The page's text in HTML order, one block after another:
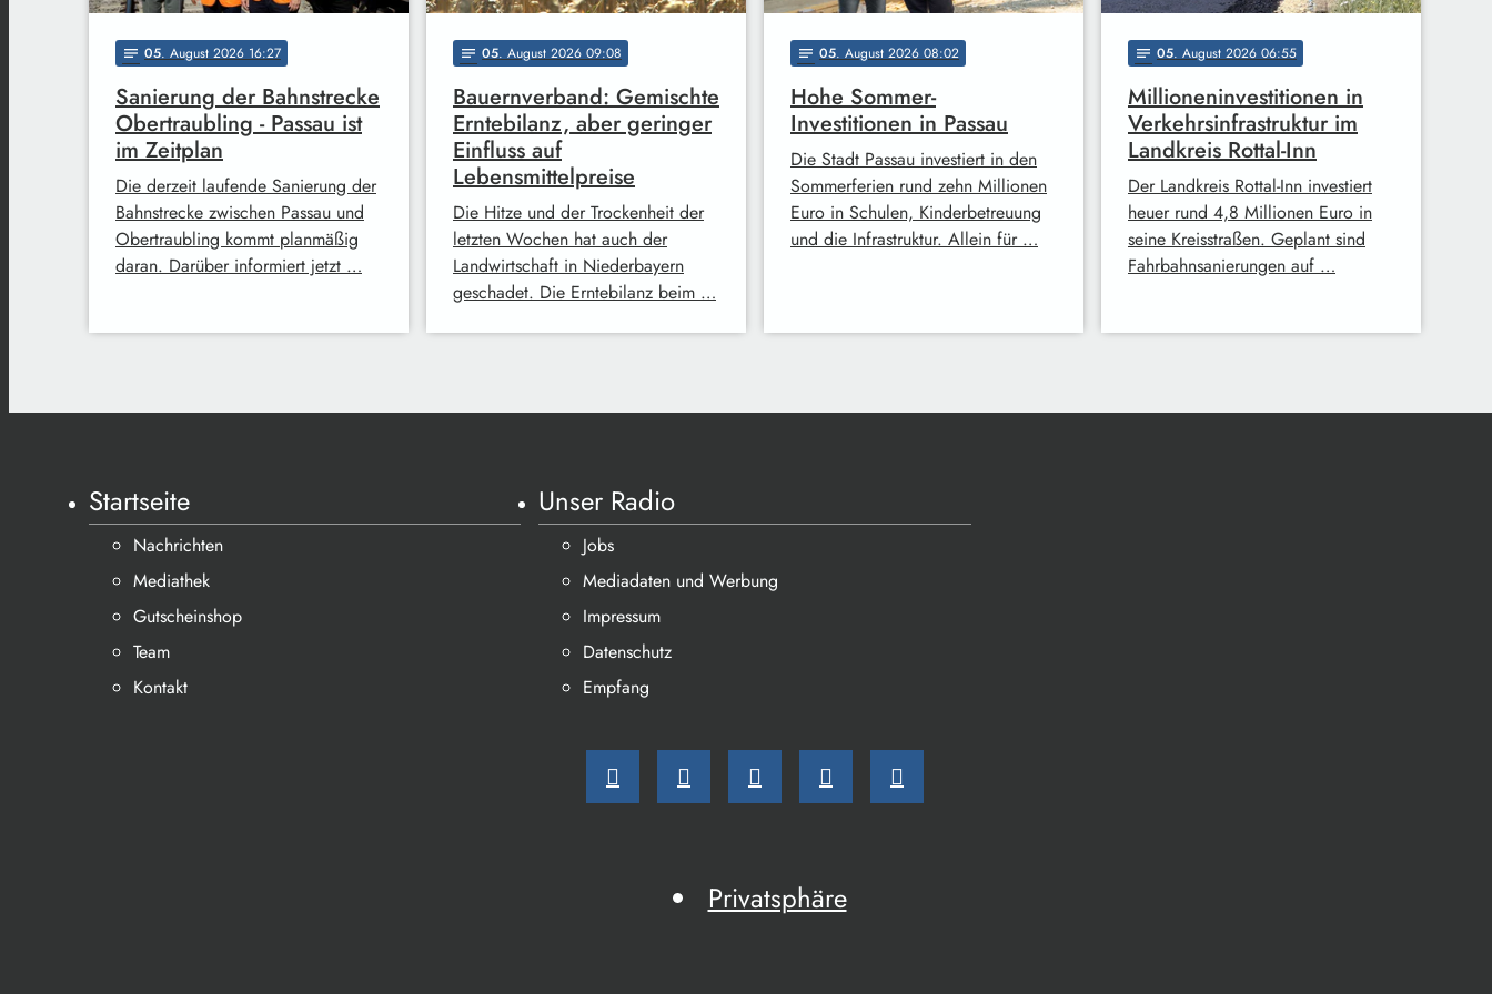
notes 05. August 2026 16:27
Sanierung der Bahnstrecke
Obertraubling - Passau ist
im Zeitplan
Die derzeit laufende Sanierung der
Bahnstrecke zwischen Passau und
Obertraubling kommt planmäßig
daran. Darüber informiert jetzt …
notes 05. August 2026 09:08
Bauernverband: Gemischte
Erntebilanz, aber geringer
Einfluss auf
Lebensmittelpreise
Die Hitze und der Trockenheit der
letzten Wochen hat auch der
Landwirtschaft in Niederbayern
geschadet. Die Erntebilanz beim …
notes 05. August 2026 08:02
Hohe Sommer-
Investitionen in Passau
Die Stadt Passau investiert in den
Sommerferien rund zehn Millionen
Euro in Schulen, Kinderbetreuung
und die Infrastruktur. Allein für …
notes 05. August 2026 06:55
Millioneninvestitionen in
Verkehrsinfrastruktur im
Landkreis Rottal-Inn
Der Landkreis Rottal-Inn investiert
heuer rund 4,8 Millionen Euro in
seine Kreisstraßen. Geplant sind
Fahrbahnsanierungen auf …
Startseite
Nachrichten
Mediathek
Gutscheinshop
Team
Kontakt
Unser Radio
Jobs
Mediadaten und Werbung
Impressum
Datenschutz
Empfang
Privatsphäre